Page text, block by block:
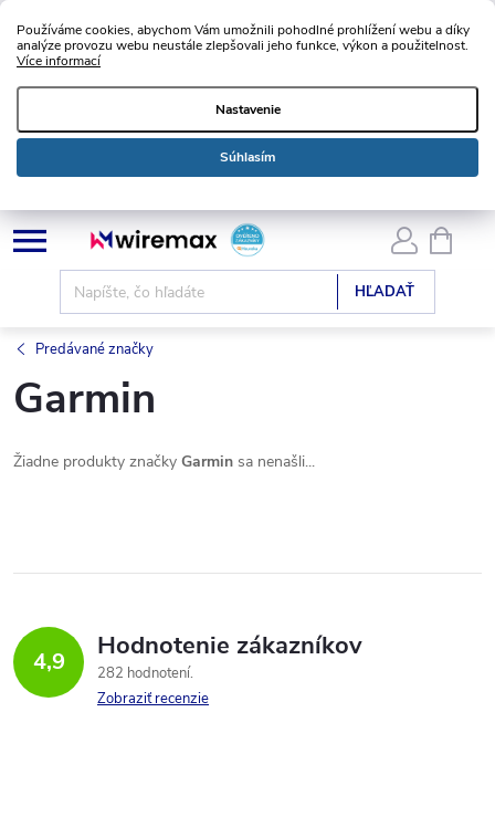
Používáme cookies, abychom Vám umožnili pohodlné prohlížení webu a díky
analýze provozu webu neustále zlepšovali jeho funkce, výkon a použitelnost.
Více informací
Nastavenie
Súhlasím
Prejsť
na
HĽADAŤ
KOŠÍK
Predávané značky
Garmin
Žiadne produkty značky Garmin sa nenašli...
4,9 Hodnotenie zákazníkov
282 hodnotení
Zobraziť recenzie